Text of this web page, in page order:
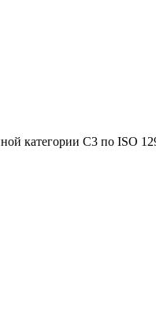
категории C3 по ISO